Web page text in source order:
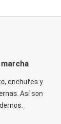
enchufes y
Así son